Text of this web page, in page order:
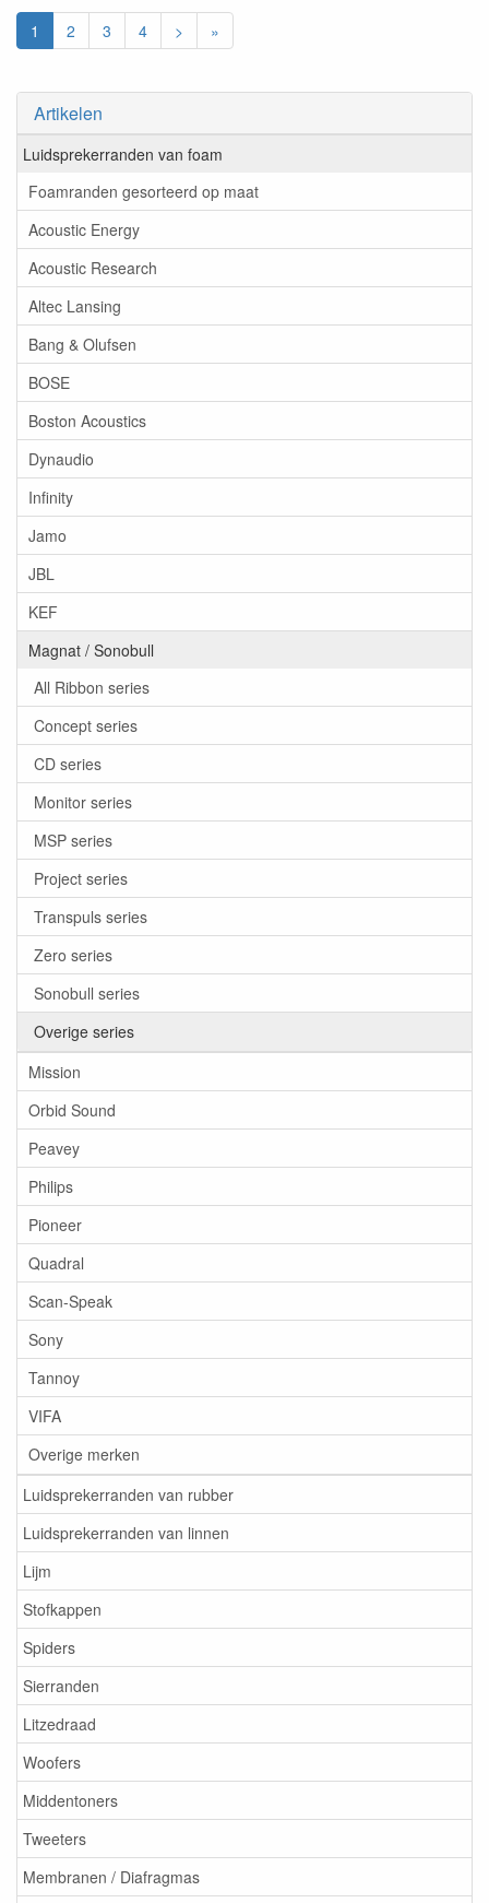
Artikelen
Luidsprekerranden van foam
Foamranden gesorteerd op maat
Acoustic Energy
Acoustic Research
Altec Lansing
Bang & Olufsen
BOSE
Boston Acoustics
Dynaudio
Infinity
Jamo
JBL
KEF
Magnat / Sonobull
All Ribbon series
Concept series
CD series
Monitor series
MSP series
Project series
Transpuls series
Zero series
Sonobull series
Overige series
Mission
Orbid Sound
Peavey
Philips
Pioneer
Quadral
Scan-Speak
Sony
Tannoy
VIFA
Overige merken
Luidsprekerranden van rubber
Luidsprekerranden van linnen
Lijm
Stofkappen
Spiders
Sierranden
Litzedraad
Woofers
Middentoners
Tweeters
Membranen / Diafragmas
1 2 3 4 > »